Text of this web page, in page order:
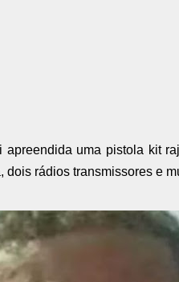
apreendida uma pistola kit
dois rádios transmissores e